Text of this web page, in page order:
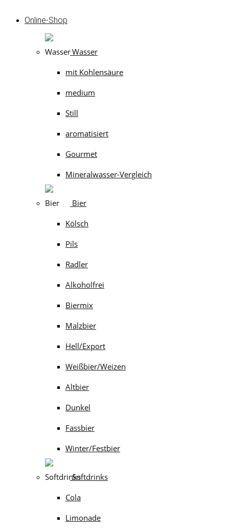
Online-Shop
Wasser
mit Kohlensäure
medium
Still
aromatisiert
Gourmet
Mineralwasser-Vergleich
Bier
Kölsch
Pils
Radler
Alkoholfrei
Biermix
Malzbier
Hell/Export
Weißbier/Weizen
Altbier
Dunkel
Fassbier
Winter/Festbier
Softdrinks
Cola
Limonade